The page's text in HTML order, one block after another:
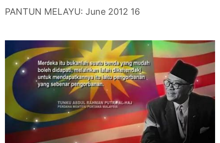
PANTUN MELAYU: June 2012 16